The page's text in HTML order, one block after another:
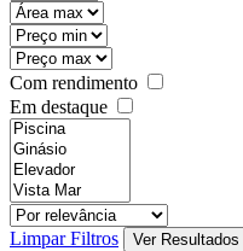
Com rendimento
Em destaque
Limpar Filtros Ver Resultados